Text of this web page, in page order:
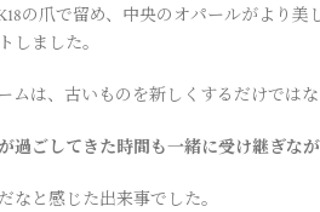
の爪で留め、中央のオパールがより
しました。
ムは、古いものを新しくするだけではな
過ごしてきた時間も一緒に受け継ぎな
なと感じた出来事でした。